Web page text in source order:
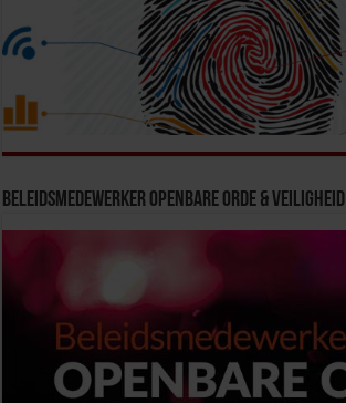
Beleidsmedewerker Openbare Orde & Veiligheid